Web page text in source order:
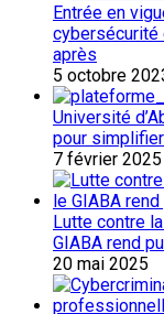
Entrée en
cybersécurité
après
5 octobre
Université
pour
7 février 2025
Lutte contre
GIABA rend
20 mai 2025